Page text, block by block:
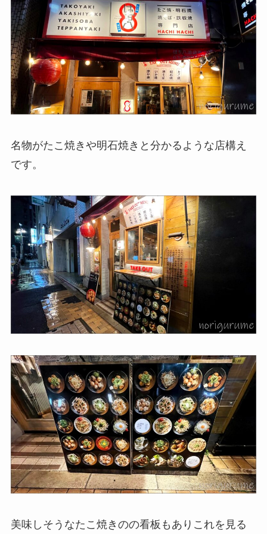
名物がたこ焼きや明石焼きと分かるような店構え
です。
美味しそうなたこ焼きのの看板もありこれを見る